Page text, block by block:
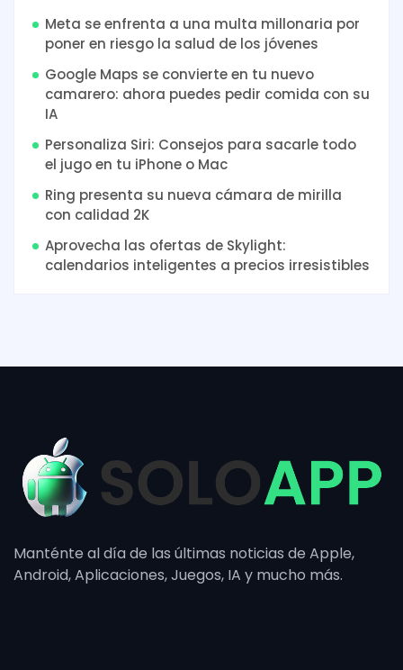
Meta se enfrenta a una multa millonaria por
poner en riesgo la salud de los jóvenes
Google Maps se convierte en tu nuevo
camarero: ahora puedes pedir comida con su
IA
Personaliza Siri: Consejos para sacarle todo
el jugo en tu iPhone o Mac
Ring presenta su nueva cámara de mirilla
con calidad 2K
Aprovecha las ofertas de Skylight:
calendarios inteligentes a precios irresistibles
Manténte al día de las últimas noticias de Apple,
Android, Aplicaciones, Juegos, IA y mucho más.